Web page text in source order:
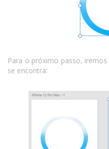
Para o próximo passo,
se encontra: